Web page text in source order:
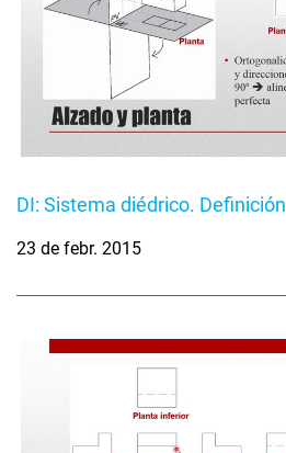
DI: Sistema diédrico. Definición
23 de febr. 2015